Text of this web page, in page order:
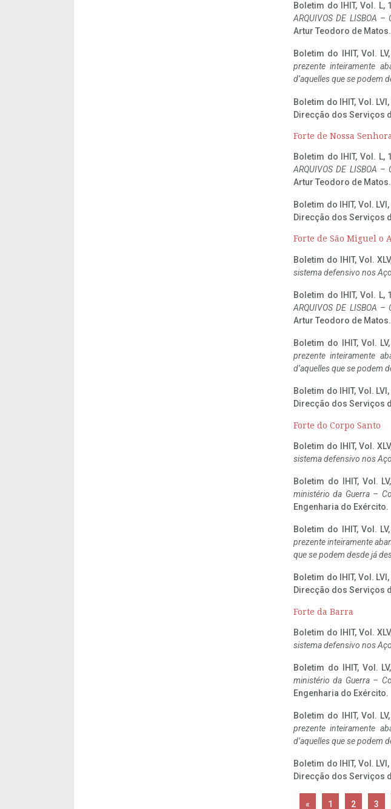
Boletim do IHIT, Vol. L,
ARQUIVOS DE LISBOA –
Artur Teodoro de
Boletim do IHIT, Vol.
prezente inteiramente
d’aquelles que se podem
Boletim do IHIT, Vol.
Direcção dos Serviços
Forte de Nossa
Boletim do IHIT, Vol. L,
ARQUIVOS DE LISBOA –
Artur Teodoro de
Boletim do IHIT, Vol.
Direcção dos Serviços
Forte de São Miguel o
Boletim do IHIT, Vol.
sistema defensivo nos
Boletim do IHIT, Vol. L,
ARQUIVOS DE LISBOA –
Artur Teodoro de
Boletim do IHIT, Vol.
prezente inteiramente
d’aquelles que se podem
Boletim do IHIT, Vol.
Direcção dos Serviços
Forte do Corpo Santo
Boletim do IHIT, Vol.
sistema defensivo nos
Boletim do IHIT, Vol.
ministério da Guerra –
Engenharia do Exército.
Boletim do IHIT, Vol.
prezente inteiramente
que se podem desde já
Boletim do IHIT, Vol.
Direcção dos Serviços
Forte da Barra
Boletim do IHIT, Vol.
sistema defensivo nos
Boletim do IHIT, Vol.
ministério da Guerra –
Engenharia do Exército.
Boletim do IHIT, Vol.
prezente inteiramente
d’aquelles que se podem
Boletim do IHIT, Vol.
Direcção dos Serviços
« 1 2 3